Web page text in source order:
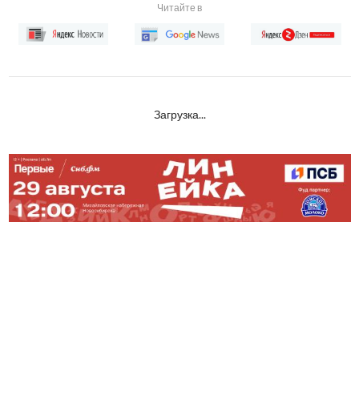
Читайте в
Загрузка...